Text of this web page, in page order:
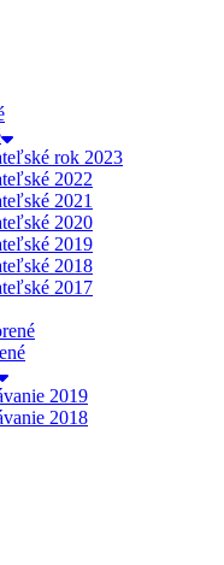
rok 2023
2022
2021
2020
2019
2018
2017
2019
2018